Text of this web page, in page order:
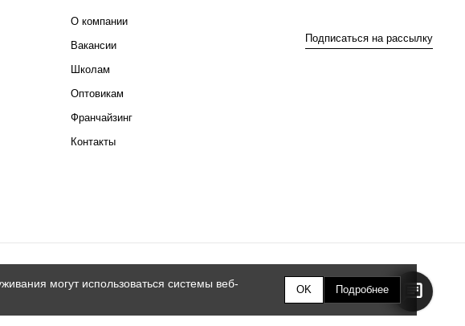
О компании
Вакансии
Школам
Оптовикам
Франчайзинг
Контакты
Подписаться на рассылку
могут использоваться системы веб-
OK Подробнее